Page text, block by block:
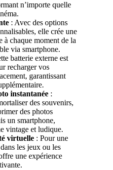
n’importe quelle
: Avec des options
elle crée une
à chaque moment de la
via smartphone.
batterie externe est
recharger vos
garantissant
instantanée :
des souvenirs,
des photos
un smartphone,
vintage et ludique.
virtuelle : Pour une
les jeux ou les
une expérience